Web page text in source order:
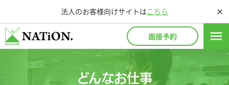
法人のお客様向けサイトはこちら close
面接予約 menu
どんなお仕事